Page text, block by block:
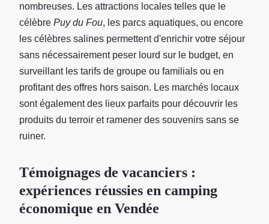
nombreuses. Les attractions locales telles que le
célèbre Puy du Fou, les parcs aquatiques, ou encore
les célèbres salines permettent d'enrichir votre séjour
sans nécessairement peser lourd sur le budget, en
surveillant les tarifs de groupe ou familials ou en
profitant des offres hors saison. Les marchés locaux
sont également des lieux parfaits pour découvrir les
produits du terroir et ramener des souvenirs sans se
ruiner.
Témoignages de vacanciers :
expériences réussies en camping
économique en Vendée